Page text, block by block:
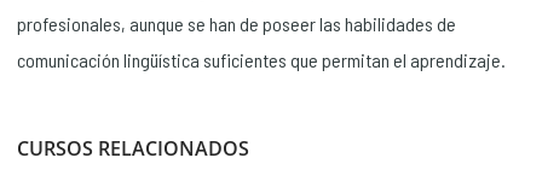
profesionales, aunque se han de poseer las habilidades de
comunicación lingüística suficientes que permitan el aprendizaje.
CURSOS RELACIONADOS